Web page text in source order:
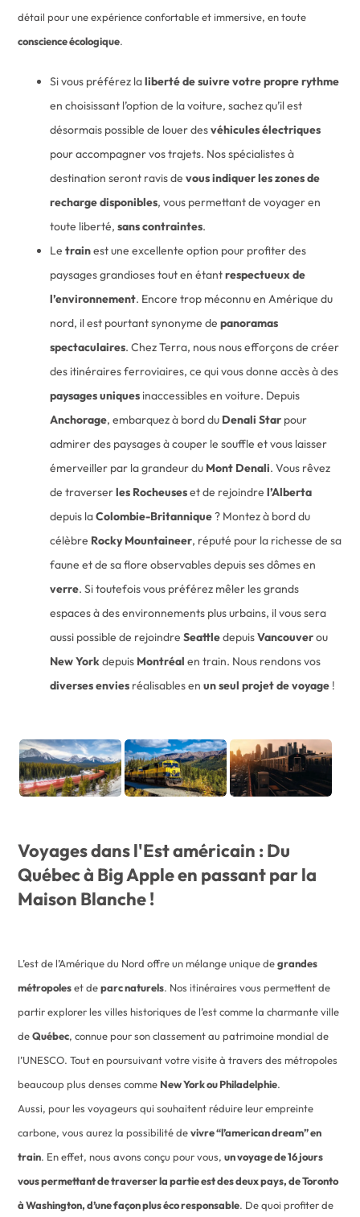
détail pour une expérience confortable et immersive, en toute
conscience écologique.
Si vous préférez laliberté de suivre votre propre rythme
en choisissant l’option de la voiture, sachez qu’il est
désormais possible de louer desvéhicules électriques
pour accompagner vos trajets. Nos spécialistes à
destination seront ravis devous indiquer les zones de
recharge disponibles, vous permettant de voyager en
toute liberté,sans contraintes.
Letrainest une excellente option pour profiter des
paysages grandioses tout en étantrespectueux de
l’environnement. Encore trop méconnu en Amérique du
nord, il est pourtant synonyme depanoramas
spectaculaires. Chez Terra, nous nous efforçons de créer
des itinéraires ferroviaires, ce qui vous donne accès à des
paysages uniques inaccessibles en voiture. Depuis
Anchorage, embarquez à bord du Denali Star pour
admirer des paysages à couper le souffle et vous laisser
émerveiller par la grandeur du Mont Denali. Vous rêvez
de traverserles Rocheuseset de rejoindrel’Alberta
depuis laColombie-Britannique? Montez à bord du
célèbre Rocky Mountaineer, réputé pour la richesse de sa
faune et de sa flore observables depuis ses dômes en
verre. Si toutefois vous préférez mêler les grands
espaces à des environnements plus urbains, il vous sera
aussi possible de rejoindreSeattledepuisVancouverou
New Yorkdepuis Montréalen train. Nous rendons vos
diverses envies réalisables enun seul projet de voyage !
Voyages dans l'Est américain : Du
Québec à Big Apple en passant par la
Maison Blanche !
L’est de l’Amérique du Nord offre un mélange unique degrandes
métropoleset deparc naturels. Nos itinéraires vous permettent de
partir explorer les villes historiques de l’est comme la charmante ville
deQuébec, connue pour son classement au patrimoine mondial de
l’UNESCO. Tout en poursuivant votre visite à travers des métropoles
beaucoup plus denses comme New York ou Philadelphie.
Aussi, pour les voyageurs qui souhaitent réduire leur empreinte
carbone, vous aurez la possibilité devivre “l’american dream” en
train. En effet, nous avons conçu pour vous,un voyage de 16 jours
vous permettant de traverser la partie est des deux pays, de Toronto
à Washington, d’une façon plus éco responsable. De quoi profiter de